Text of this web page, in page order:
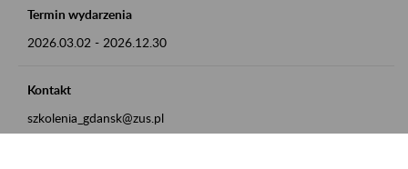
Termin wydarzenia
2026.03.02 - 2026.12.30
Kontakt
szkolenia_gdansk@zus.pl